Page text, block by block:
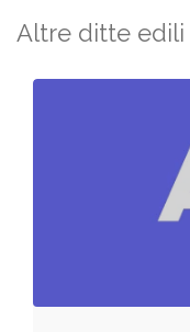
Altre ditte edili